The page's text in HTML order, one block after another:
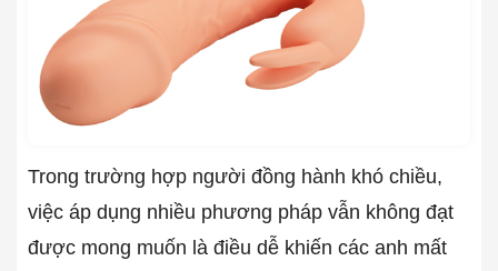
Trong trường hợp người đồng hành khó chiều,
việc áp dụng nhiều phương pháp vẫn không đạt
được mong muốn là điều dễ khiến các anh mất